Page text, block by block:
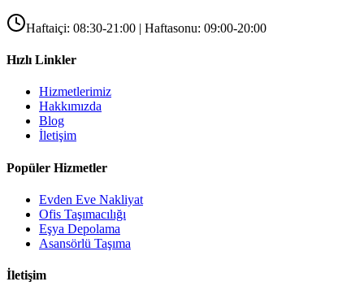
Haftaiçi: 08:30-21:00 | Haftasonu: 09:00-20:00
Hızlı Linkler
Hizmetlerimiz
Hakkımızda
Blog
İletişim
Popüler Hizmetler
Evden Eve Nakliyat
Ofis Taşımacılığı
Eşya Depolama
Asansörlü Taşıma
İletişim